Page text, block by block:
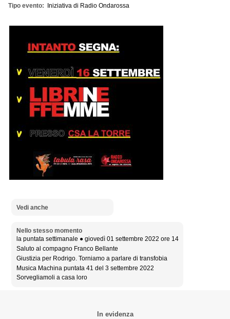
Tipo evento Iniziativa di Radio Ondarossa
Vedi anche
Nello stesso momento
la puntata settimanale ● giovedì 01 settembre 2022 ore 14
Saluto al compagno Franco Bellante
Giustizia per Rodrigo. Torniamo a parlare di transfobia
Musica Machina puntata 41 del 3 settembre 2022
Sorvegliamoli a casa loro
In evidenza